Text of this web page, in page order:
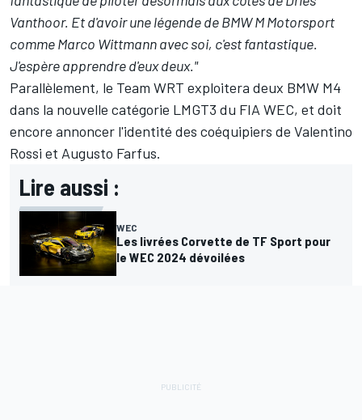
Vanthoor. Et d'avoir une légende de BMW M Motorsport
comme Marco Wittmann avec soi, c'est fantastique.
J'espère apprendre d'eux deux."
Parallèlement, le Team WRT exploitera deux BMW M4
dans la nouvelle catégorie LMGT3 du FIA WEC, et doit
encore annoncer l'identité des coéquipiers de Valentino
Rossi et Augusto Farfus.
Lire aussi :
WEC
Les livrées Corvette de TF Sport pour
le WEC 2024 dévoilées